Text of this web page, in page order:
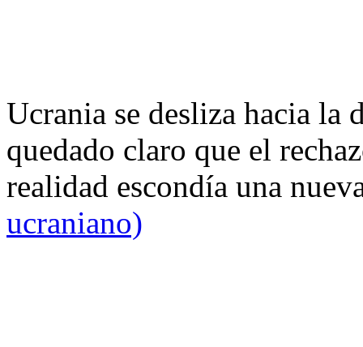
Ucrania se desliza hacia
quedado claro que el
realidad escondía una
ucraniano)